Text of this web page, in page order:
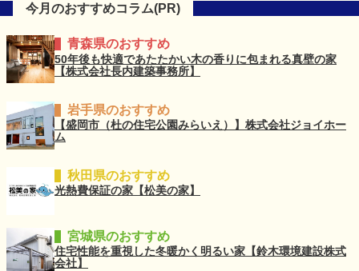
今月のおすすめコラム(PR)
青森県のおすすめ
50年後も快適であたたかい木の香りに包まれる真壁の家
【株式会社長内建築事務所】
岩手県のおすすめ
【盛岡市（杜の住宅公園みらいえ）】株式会社ジョイホー
ム
秋田県のおすすめ
光熱費保証の家【松美の家】
宮城県のおすすめ
住宅性能を重視した冬暖かく明るい家【鈴木環境建設株式
会社】